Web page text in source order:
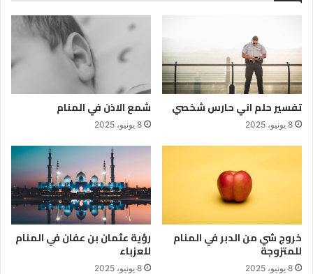
تفسير حلم اني حارس شخصي
8 يونيو، 2025
شمع الاذن في المنام
8 يونيو، 2025
خروج شي من الدبر في المنام
للمتزوجة
8 يونيو، 2025
رؤية عثمان بن عفان في المنام
للعزباء
8 يونيو، 2025